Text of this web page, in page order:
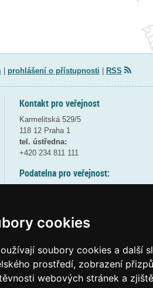
cookies
soubory cookies a další
prostředí, zobrazení
webových stránek a
prohlášení o přístupnosti RSS
Kontakt pro veřejnost
Karmelitská 529/5
118 12 Praha 1
tel. ústředna:
+420 234 811 111
Podatelna pro veřejnost:
(více informací
Elektronická podatelna:
posta@msmtgov cz